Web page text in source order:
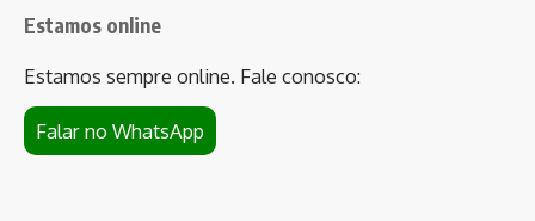
Estamos online
Estamos sempre online. Fale conosco:
Falar no WhatsApp